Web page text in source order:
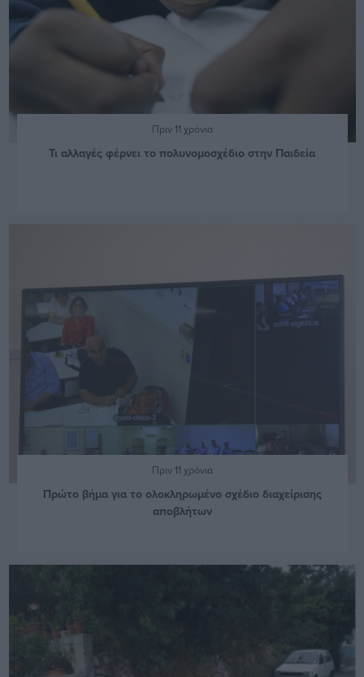
Πριν 11 χρόνια
Τι αλλαγές φέρνει το πολυνομοσχέδιο στην Παιδεία
Πριν 11 χρόνια
Πρώτο βήμα για το ολοκληρωμένο σχέδιο διαχείρισης
αποβλήτων